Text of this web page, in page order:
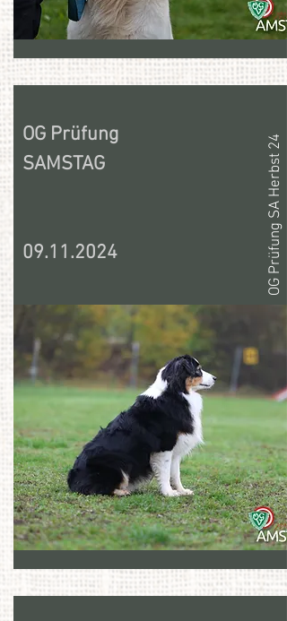
OG Prüfung SA Herbst 24
OG Prüfung
SAMSTAG
09.11.2024